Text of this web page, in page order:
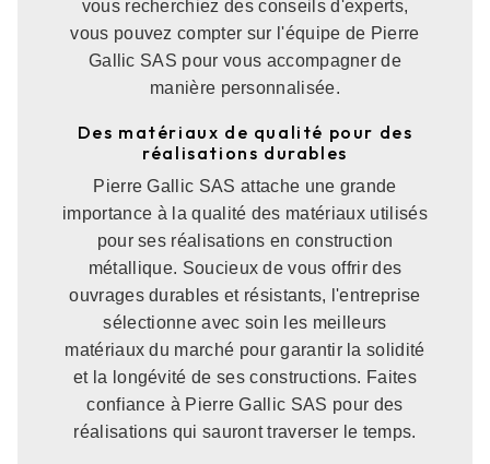
vous recherchiez des conseils d'experts,
vous pouvez compter sur l'équipe de Pierre
Gallic SAS pour vous accompagner de
manière personnalisée.
Des matériaux de qualité pour des
réalisations durables
Pierre Gallic SAS attache une grande
importance à la qualité des matériaux utilisés
pour ses réalisations en construction
métallique. Soucieux de vous offrir des
ouvrages durables et résistants, l'entreprise
sélectionne avec soin les meilleurs
matériaux du marché pour garantir la solidité
et la longévité de ses constructions. Faites
confiance à Pierre Gallic SAS pour des
réalisations qui sauront traverser le temps.